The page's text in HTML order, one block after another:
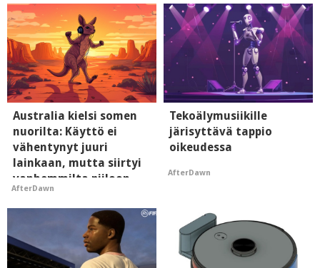
Australia kielsi somen
nuorilta: Käyttö ei
vähentynyt juuri
lainkaan, mutta siirtyi
vanhemmilta piiloon
AfterDawn
Tekoälymusiikille
järisyttävä tappio
oikeudessa
AfterDawn